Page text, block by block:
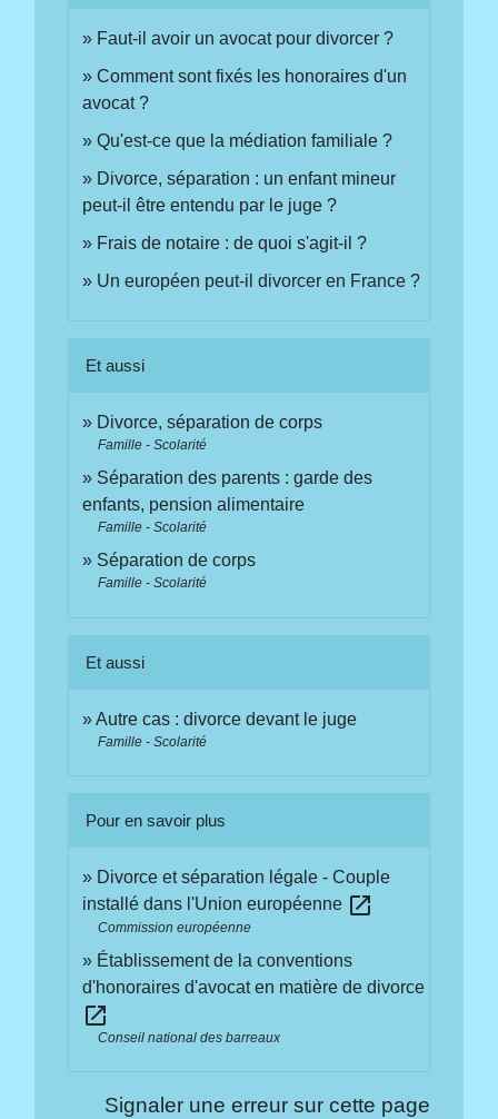
Faut-il avoir un avocat pour divorcer ?
Comment sont fixés les honoraires d'un
avocat ?
Qu'est-ce que la médiation familiale ?
Divorce, séparation : un enfant mineur
peut-il être entendu par le juge ?
Frais de notaire : de quoi s'agit-il ?
Un européen peut-il divorcer en France ?
Et aussi
Divorce, séparation de corps
Famille - Scolarité
Séparation des parents : garde des
enfants, pension alimentaire
Famille - Scolarité
Séparation de corps
Famille - Scolarité
Et aussi
Autre cas : divorce devant le juge
Famille - Scolarité
Pour en savoir plus
Divorce et séparation légale - Couple
installé dans l'Union européenne open_in_new
Commission européenne
Établissement de la conventions
d'honoraires d'avocat en matière de divorce
open_in_new
Conseil national des barreaux
Signaler une erreur sur cette page